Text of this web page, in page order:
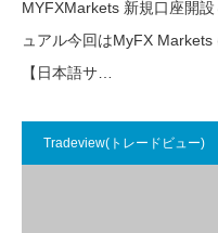
MYFXMarkets 新規口座開
ュアル今回はMyFX
【日本語サ…
Tradeview(トレードビュー)